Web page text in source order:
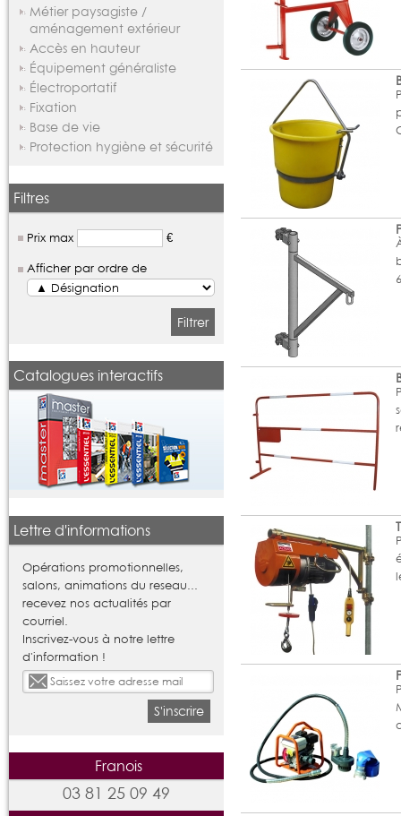
Métier paysagiste /
aménagement extérieur
Accès en hauteur
Équipement généraliste
Électroportatif
Fixation
Base de vie
Protection hygiène et sécurité
Filtres
Prix max €
Afficher par ordre de
Filtrer
Catalogues interactifs
Lettre d'informations
Opérations promotionnelles,
salons, animations du reseau...
recevez nos actualités par
courriel.
Inscrivez-vous à notre lettre
d'information !
S'inscrire
Franois
03 81 25 09 49